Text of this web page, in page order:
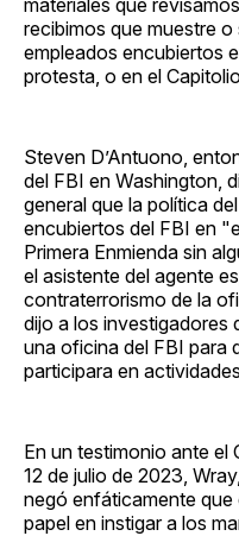
recibimos que muestre
empleados encubiertos
protesta, o en el
Steven D’Antuono,
del FBI en Washington,
general que la política
encubiertos del FBI en
Primera Enmienda sin
el asistente del agente
contraterrorismo de la
dijo a los investigadores
una oficina del FBI para
participara en
En un testimonio ante el
12 de julio de 2023,
negó enfáticamente que
papel en instigar a los